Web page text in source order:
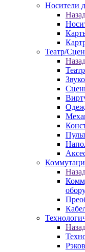
Носители
Театр/